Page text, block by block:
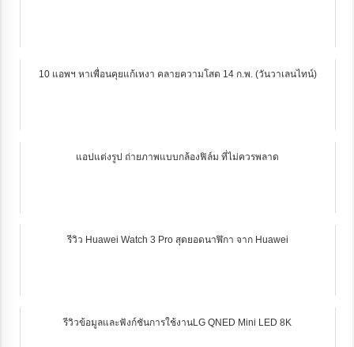
10 แอพฯ หาเพื่อนคุยแก้เหงา คลายความโสด 14 ก.พ. (วันวาเลนไทน์)
แอปแต่งรูป ถ่ายภาพแบบกล้องฟิล์ม ที่ไม่ควรพลาด
รีวิว Huawei Watch 3 Pro สุดยอดนาฬิกา จาก Huawei
รีวิวข้อมูลและฟังก์ชันการใช้งานLG QNED Mini LED 8K